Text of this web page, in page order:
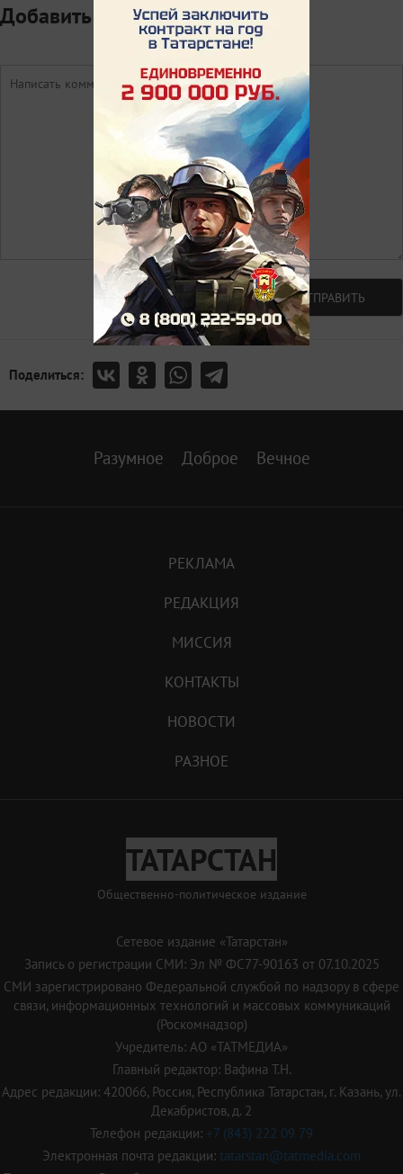
Добавить комментарий
Авторизоваться ОТПРАВИТЬ
Поделиться:
Разумное Доброе Вечное
РЕКЛАМА
РЕДАКЦИЯ
МИССИЯ
КОНТАКТЫ
НОВОСТИ
РАЗНОЕ
ТАТАРСТАН
Общественно-политическое издание
Сетевое издание «Татарстан»
Запись о регистрации СМИ: Эл № ФС77-90163 от 07.10.2025
СМИ зарегистрировано Федеральной службой по надзору в сфере
связи, информационных технологий и массовых коммуникаций
(Роскомнадзор)
Учредитель: АО «ТАТМЕДИА»
Главный редактор: Вафина Т.Н.
Адрес редакции: 420066, Россия, Республика Татарстан, г. Казань, ул.
Декабристов, д. 2
Телефон редакции: +7 (843) 222 09 79
Электронная почта редакции: tatarstan@tatmedia.com